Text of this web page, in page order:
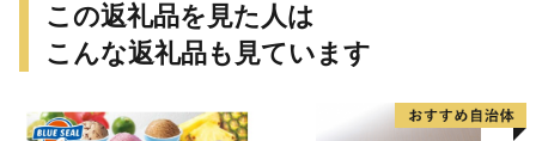
この返礼品を見た人は
こんな返礼品も見ています